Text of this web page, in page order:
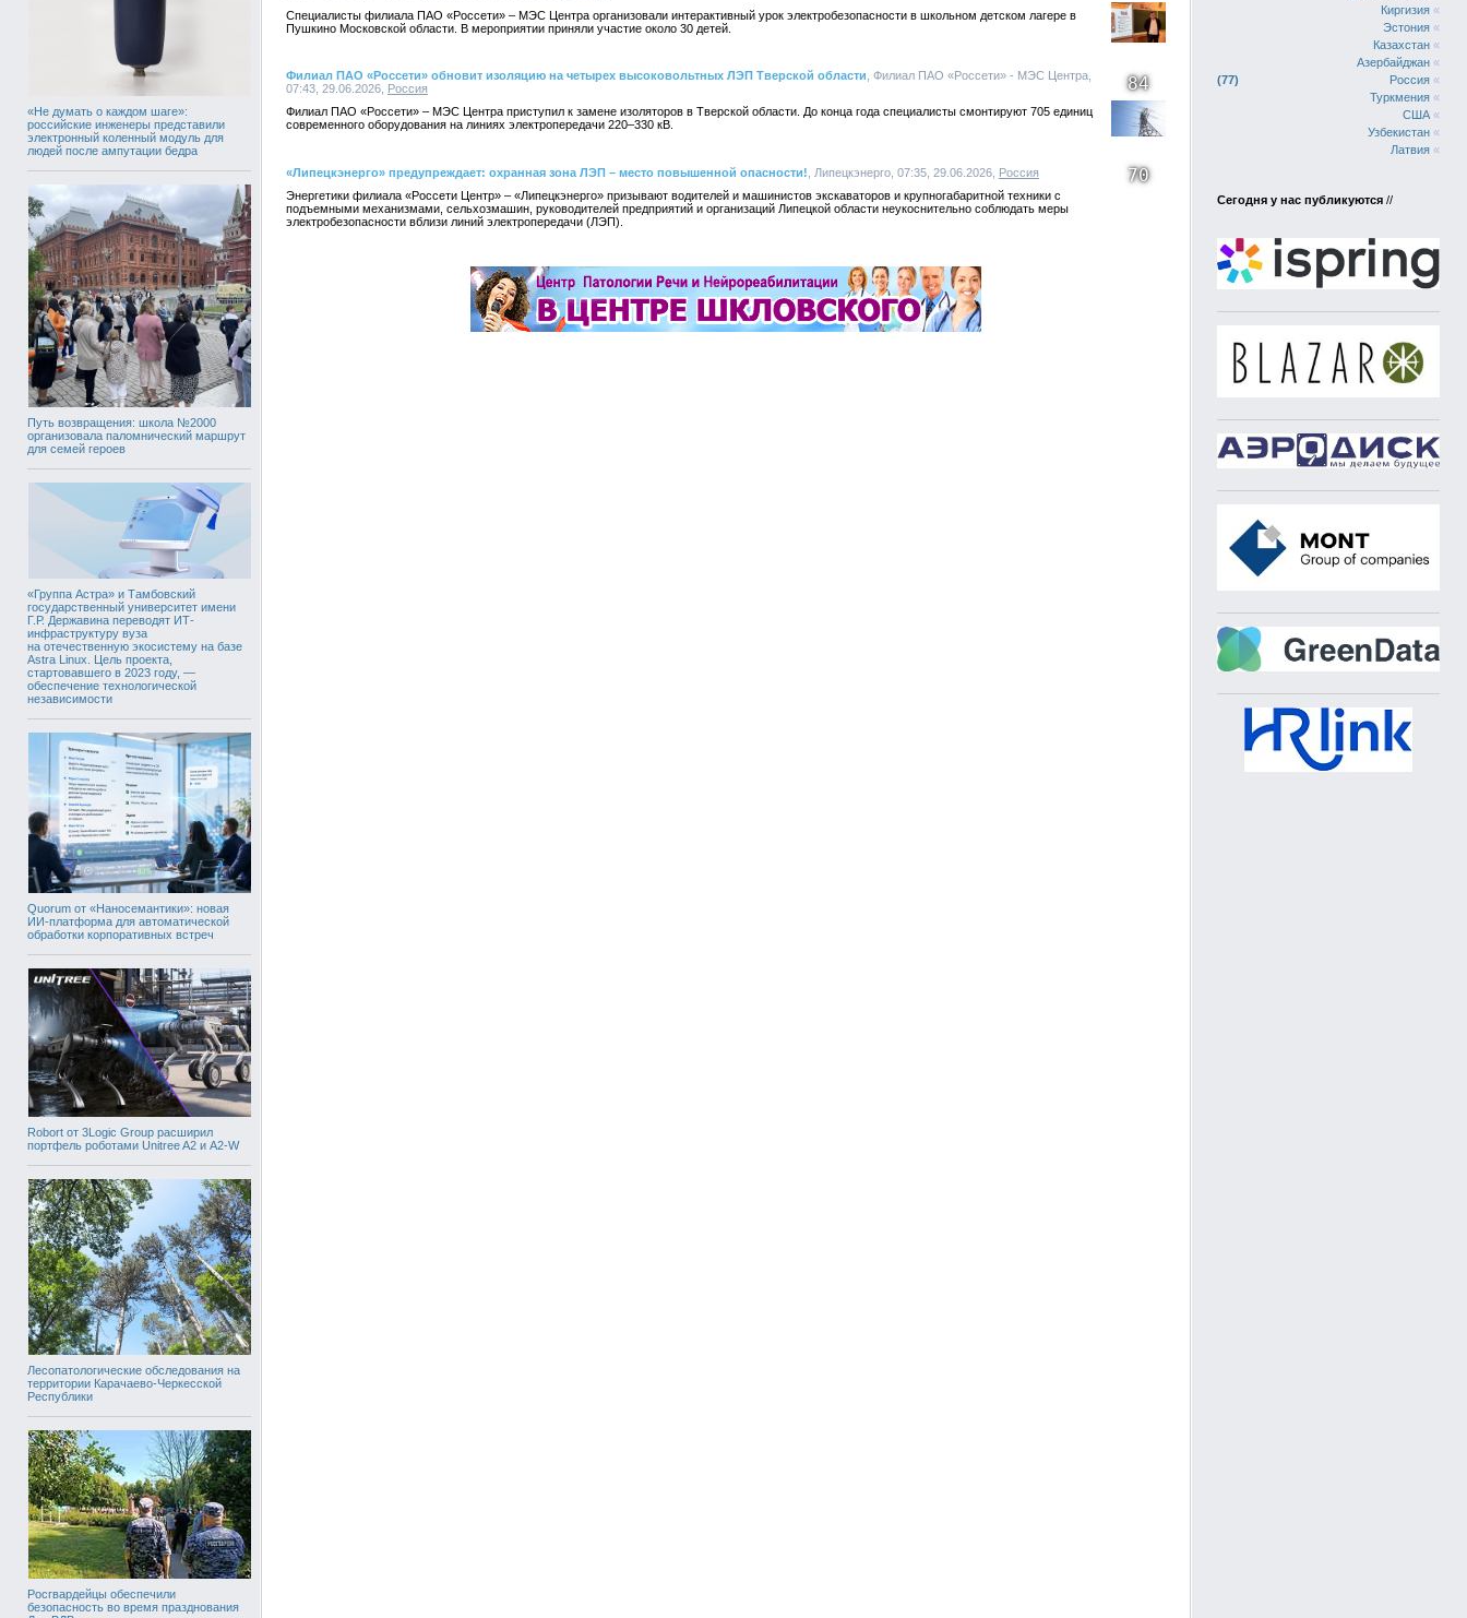
«Не думать о каждом шаге»:
российские инженеры представили
электронный коленный модуль для
людей после ампутации бедра
Путь возвращения: школа №2000
организовала паломнический маршрут
для семей героев
«Группа Астра» и Тамбовский
государственный университет имени
Г.Р. Державина переводят ИТ-
инфраструктуру вуза
на отечественную экосистему на базе
Astra Linux. Цель проекта,
стартовавшего в 2023 году, —
обеспечение технологической
независимости
Quorum от «Наносемантики»: новая
ИИ-платформа для автоматической
обработки корпоративных встреч
Robort от 3Logic Group расширил
портфель роботами Unitree A2 и A2-W
Лесопатологические обследования на
территории Карачаево-Черкесской
Республики
Росгвардейцы обеспечили
безопасность во время празднования
Специалисты филиала ПАО «Россети» – МЭС Центра организовали интерактивный урок электробезопасности в школьном детском лагере в
Пушкино Московской области. В мероприятии приняли участие около 30 детей.
Филиал ПАО «Россети» обновит изоляцию на четырех высоковольтных ЛЭП Тверской области , Филиал ПАО «Россети» - МЭС Центра,
07:43, 29.06.2026, Россия 84
Филиал ПАО «Россети» – МЭС Центра приступил к замене изоляторов в Тверской области. До конца года специалисты смонтируют 705 единиц
современного оборудования на линиях электропередачи 220–330 кВ.
«Липецкэнерго» предупреждает: охранная зона ЛЭП – место повышенной опасности! , Липецкэнерго, 07:35, 29.06.2026, Россия 70
Энергетики филиала «Россети Центр» – «Липецкэнерго» призывают водителей и машинистов экскаваторов и крупногабаритной техники с
подъемными механизмами, сельхозмашин, руководителей предприятий и организаций Липецкой области неукоснительно соблюдать меры
электробезопасности вблизи линий электропередачи (ЛЭП).
Киргизия «
Эстония «
Казахстан «
Азербайджан «
77
Россия «
Туркмения «
США «
Узбекистан «
Латвия «
Сегодня у нас публикуются //